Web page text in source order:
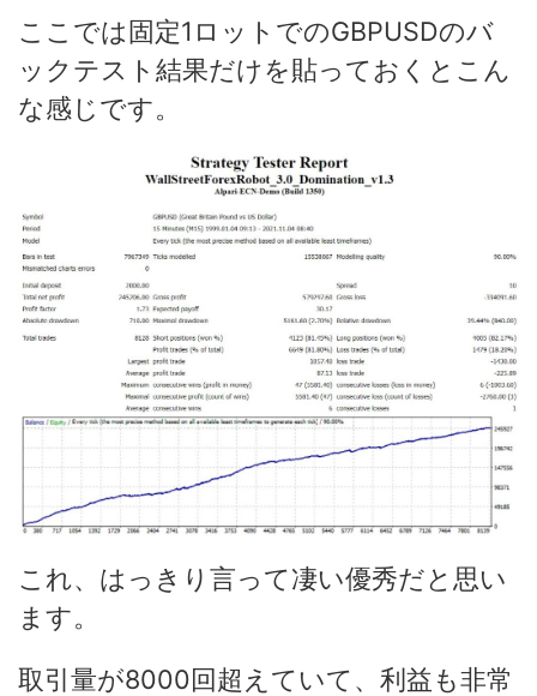
ここでは固定1ロットでのGBPUSDのバ
ックテスト結果だけを貼っておくとこん
な感じです。
これ、はっきり言って凄い優秀だと思い
ます。
取引量が8000回超えていて、利益も非常